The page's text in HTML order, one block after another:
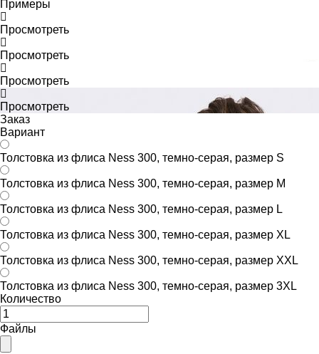
Примеры
Просмотреть
Просмотреть
Просмотреть
Просмотреть
Заказ
Вариант
Толстовка из флиса Ness 300, темно-серая, размер S
Толстовка из флиса Ness 300, темно-серая, размер M
Толстовка из флиса Ness 300, темно-серая, размер L
Толстовка из флиса Ness 300, темно-серая, размер XL
Толстовка из флиса Ness 300, темно-серая, размер XXL
Толстовка из флиса Ness 300, темно-серая, размер 3XL
Количество
Файлы